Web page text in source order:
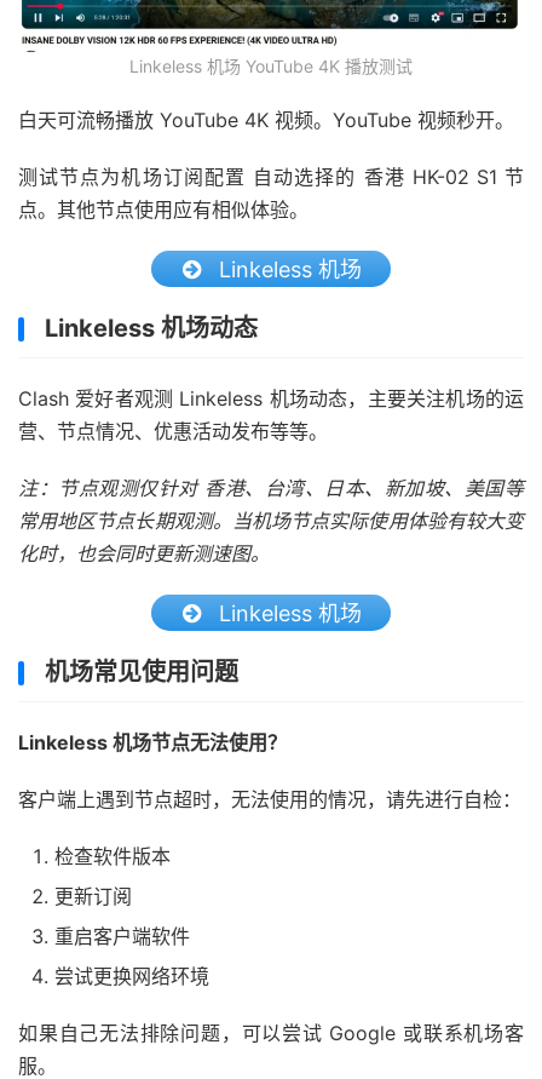
Linkeless 机场 YouTube 4K 播放测试
白天可流畅播放 YouTube 4K 视频。YouTube 视频秒开。
测试节点为机场订阅配置 自动选择的 香港 HK-02 S1 节
点。其他节点使用应有相似体验。
Linkeless 机场
Linkeless 机场动态
Clash 爱好者观测 Linkeless 机场动态，主要关注机场的运
营、节点情况、优惠活动发布等等。
注：节点观测仅针对 香港、台湾、日本、新加坡、美国等
常用地区节点长期观测。当机场节点实际使用体验有较大变
化时，也会同时更新测速图。
Linkeless 机场
机场常见使用问题
Linkeless 机场节点无法使用？
客户端上遇到节点超时，无法使用的情况，请先进行自检：
检查软件版本
更新订阅
重启客户端软件
尝试更换网络环境
如果自己无法排除问题，可以尝试 Google 或联系机场客
服。